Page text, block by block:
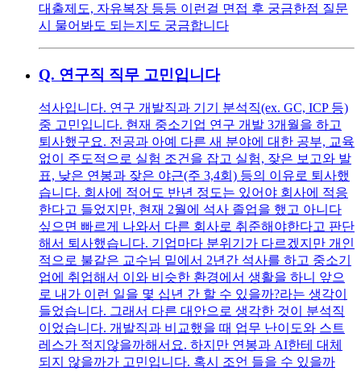
대출제도, 자유복장 등등 이런걸 면접 후 궁금한점 질문
시 물어봐도 되는지도 궁금합니다
Q. 연구직 직무 고민입니다
석사입니다. 연구 개발직과 기기 분석직(ex. GC, ICP 등)
중 고민입니다. 현재 중소기업 연구 개발 3개월을 하고
퇴사했구요. 전공과 아예 다른 새 분야에 대한 공부, 교육
없이 주도적으로 실험 조건을 잡고 실험, 잦은 보고와 발
표, 낮은 연봉과 잦은 야근(주 3,4회) 등의 이유로 퇴사했
습니다. 회사에 적어도 반년 정도는 있어야 회사에 적응
한다고 들었지만, 현재 2월에 석사 졸업을 했고 아니다
싶으면 빠르게 나와서 다른 회사로 취준해야한다고 판단
해서 퇴사했습니다. 기업마다 분위기가 다르겠지만 개인
적으로 불같은 교수님 밑에서 2년간 석사를 하고 중소기
업에 취업해서 이와 비슷한 환경에서 생활을 하니 앞으
로 내가 이런 일을 몇 십년 간 할 수 있을까?라는 생각이
들었습니다. 그래서 다른 대안으로 생각한 것이 분석직
이었습니다. 개발직과 비교했을 때 업무 난이도와 스트
레스가 적지않을까해서요. 하지만 연봉과 AI한테 대체
되지 않을까가 고민입니다. 혹시 조언 들을 수 있을까